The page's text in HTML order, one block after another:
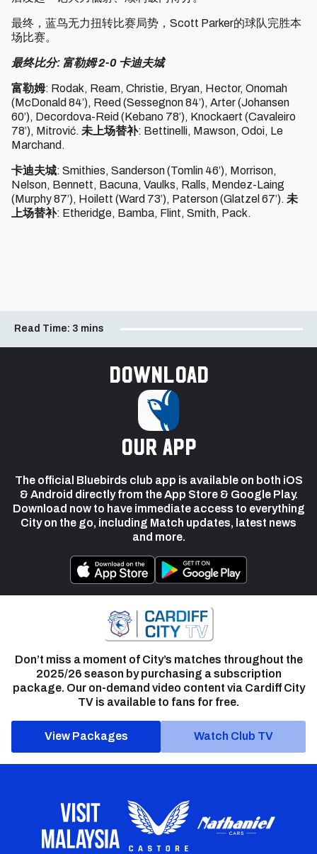
最终，蓝鸟无力扭转比赛局势，Scott Parker的球队完胜本
场比赛。
最终比分: 富勒姆 2-0 卡迪夫城
富勒姆: Rodak, Ream, Christie, Bryan, Hector, Onomah
(McDonald 84’), Reed (Sessegnon 84’), Arter (Johansen
60’), Decordova-Reid (Kebano 78’), Knockaert (Cavaleiro
78’), Mitrović. 未上场替补: Bettinelli, Mawson, Odoi, Le
Marchand.
卡迪夫城: Smithies, Sanderson (Tomlin 46’), Morrison,
Nelson, Bennett, Bacuna, Vaulks, Ralls, Mendez-Laing
(Murphy 87’), Hoilett (Ward 73’), Paterson (Glatzel 67’). 未
上场替补: Etheridge, Bamba, Flint, Smith, Pack.
Read Time: 3 mins
Download
our app
The official Bluebirds club app is available on both iOS
& Android directly from the App Store & Google Play.
Download now to have immediate access to everything
City on the go, including Match updates, latest news
and more.
Don’t miss a moment of City’s matches throughout the
2025/26 season by purchasing a subscription
package. Our on-demand video content via Cardiff City
TV is available to fans for free.
View Packages Watch Club TV